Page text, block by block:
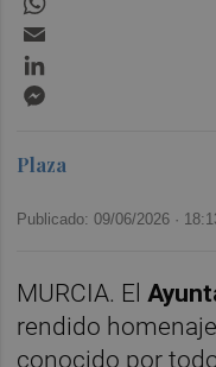
Plaza
Publicado: 09/06/2026 ·
MURCIA. El
rendido
conocido por